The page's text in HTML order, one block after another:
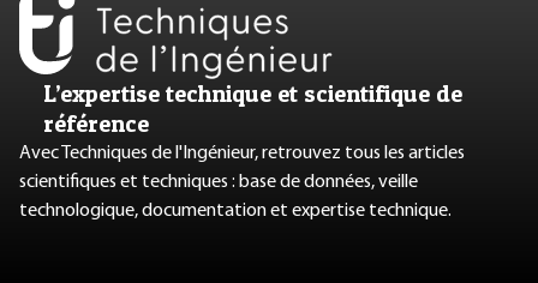
L’expertise technique et scientifique de
référence
Avec Techniques de l'Ingénieur, retrouvez tous les articles
scientifiques et techniques : base de données, veille
technologique, documentation et expertise technique.